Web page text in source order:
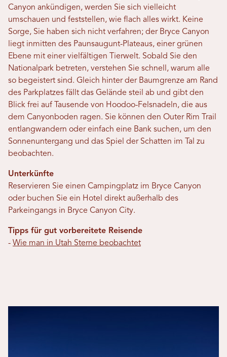
Canyon ankündigen, werden Sie sich vielleicht
umschauen und feststellen, wie flach alles wirkt. Keine
Sorge, Sie haben sich nicht verfahren; der Bryce Canyon
liegt inmitten des Paunsaugunt-Plateaus, einer grünen
Ebene mit einer vielfältigen Tierwelt. Sobald Sie den
Nationalpark betreten, verstehen Sie schnell, warum alle
so begeistert sind. Gleich hinter der Baumgrenze am Rand
des Parkplatzes fällt das Gelände steil ab und gibt den
Blick frei auf Tausende von Hoodoo-Felsnadeln, die aus
dem Canyonboden ragen. Sie können den Outer Rim Trail
entlangwandern oder einfach eine Bank suchen, um den
Sonnenuntergang und das Spiel der Schatten im Tal zu
beobachten.
Unterkünfte
Reservieren Sie einen Campingplatz im Bryce Canyon
oder buchen Sie ein Hotel direkt außerhalb des
Parkeingangs in Bryce Canyon City.
Tipps für gut vorbereitete Reisende
- Wie man in Utah Sterne beobachtet